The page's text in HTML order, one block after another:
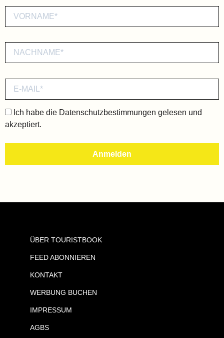
Ich habe die Datenschutzbestimmungen gelesen und
akzeptiert.
ÜBER TOURISTBOOK
FEED ABONNIEREN
KONTAKT
WERBUNG BUCHEN
IMPRESSUM
AGBS